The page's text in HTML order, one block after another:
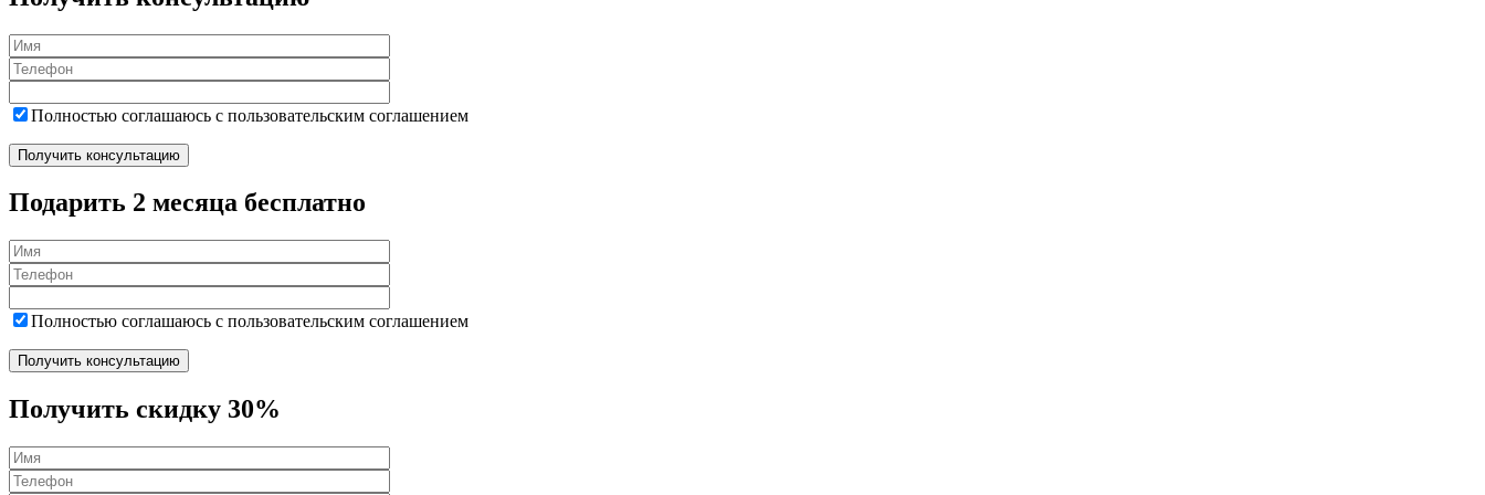
Полностью соглашаюсь с пользовательским соглашением
Подарить 2 месяца бесплатно
Полностью соглашаюсь с пользовательским соглашением
Получить скидку 30%